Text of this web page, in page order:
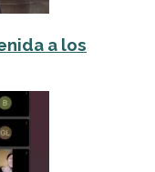
a los